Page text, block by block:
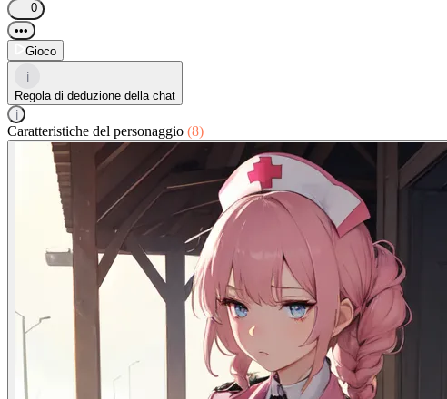
0
•••
Gioco
i
Regola di deduzione della chat
i
Caratteristiche del personaggio (8)